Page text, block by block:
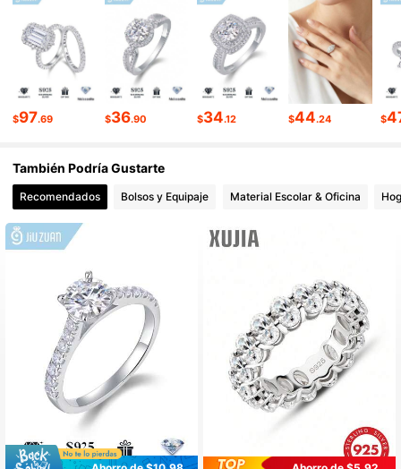
20K Seguidores
20K Seguidores
4.84 20K Seguidores
4.84 20K Seguidores
$97.69 $36.90 $34.12 $44.24 $
También Podría Gustarte
Recomendados Bolsos y Equipaje Material Escolar & Oficina